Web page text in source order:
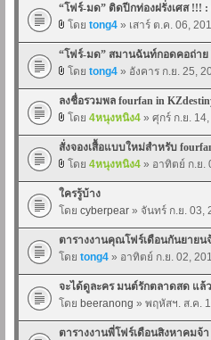
“โฟร์-มด” ติดปีกท่องฝรั่งเศส !!! :
โดย tong4 » เสาร์ ต.ค. 06,
“โฟร์-มด” สมานฉันท์กอดคอถ่าย
โดย tong4 » อังคาร ก.ย. 25,
ลงชื่อรวมพล fourfan in
โดย 4หนุงหนิง4 » ศุกร์ ก.ย.
สั่งจองเสื้อแบบใหม่สำหรับ
โดย 4หนุงหนิง4 » อาทิตย์ ก.ย.
ใครรู้บ้าง
โดย cyberpear » จันทร์ ก.ย. 03,
ตารางงานคุณโฟร์เดือนกันยายน
โดย tong4 » อาทิตย์ ก.ย. 02,
จะได้ดูละคร มนต์รักตลาดสด แล้
โดย beeranong » พฤหัสฯ. ส.ค.
ตารางงานพี่โฟร์เดือนสิงหาคมจ้า